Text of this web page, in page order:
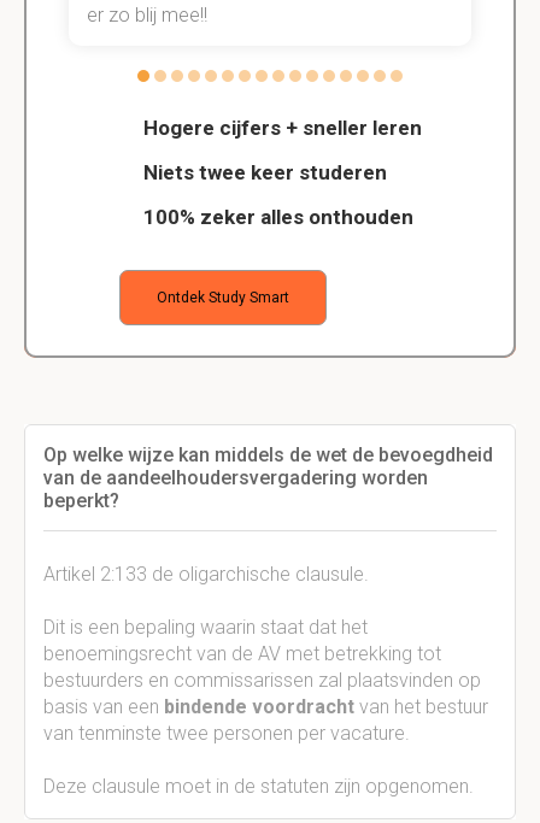
Hogere cijfers + sneller leren
Niets twee keer studeren
100% zeker alles onthouden
Ontdek Study Smart
er zo blij mee!!
Op welke wijze kan middels de wet de bevoegdheid
van de aandeelhoudersvergadering worden
beperkt?
Artikel 2:133 de oligarchische clausule.
Dit is een bepaling waarin staat dat het
benoemingsrecht van de AV met betrekking tot
bestuurders en commissarissen zal plaatsvinden op
basis van een bindende voordracht van het bestuur
van tenminste twee personen per vacature.
Deze clausule moet in de statuten zijn opgenomen.